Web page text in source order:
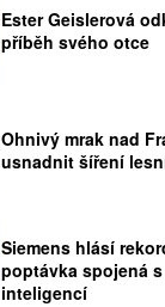
Ester Geislerová
příběh svého otce
Ohnivý mrak nad
usnadnit šíření
Siemens hlásí
poptávka spojená
inteligencí